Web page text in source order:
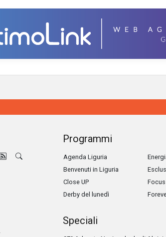
Programmi
Agenda Liguria
Benvenuti in Liguria
Close UP
Derby del lunedì
Focus
Speciali